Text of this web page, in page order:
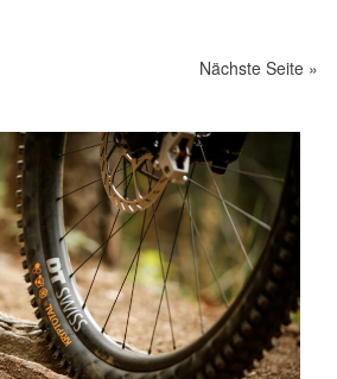
Nächste Seite »